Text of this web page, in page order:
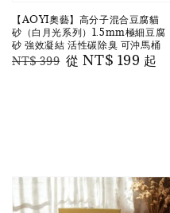
【AOYI奧藝】高分子混合豆腐貓
砂（白月光系列）1.5mm極細豆腐
砂 強效凝結 活性碳除臭 可沖馬桶
Regular
NT$ 399 Sale
從NT$ 199 起